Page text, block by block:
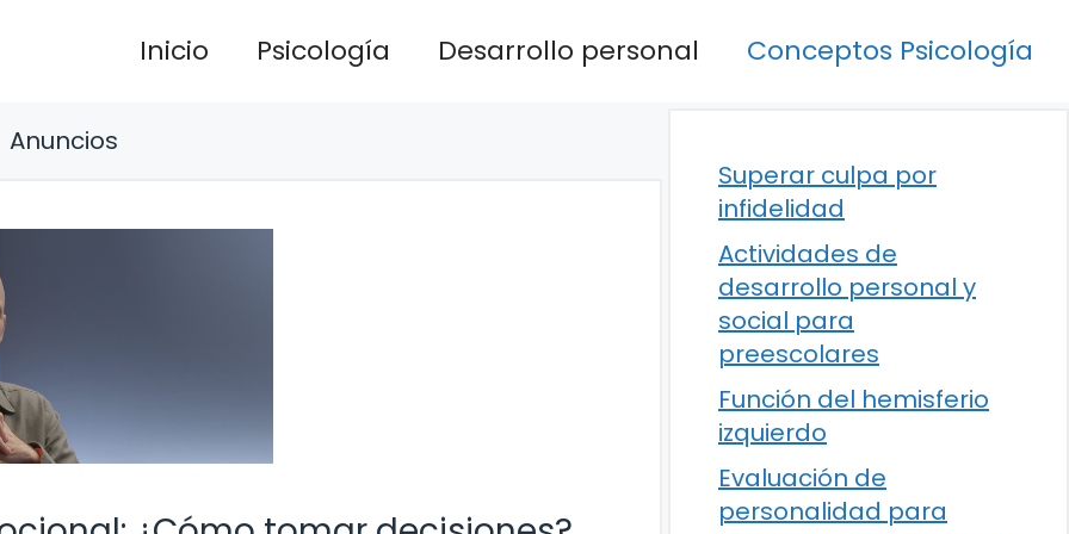
Inicio Psicología Desarrollo personal Conceptos Psicología
Anuncios
Superar culpa por
infidelidad
Actividades de
desarrollo personal y
social para
preescolares
Función del hemisferio
izquierdo
Evaluación de
personalidad para